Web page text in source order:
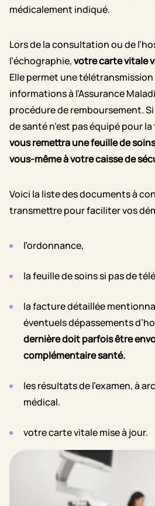
médicalement indiqué.
Lors de la consultation ou de
l’échographie,votre carte vitale
Elle permet une
informations à l’Assurance
procédure de remboursement.
de santé n’est pas équipé pour
vous remettra une feuille de
vous-même à votre caisse de
Voici la liste des documents à
transmettre pour faciliter vos
l’ordonnance,
la feuille de soins si pas de
la facture détaillée
éventuels dépassements
dernière doit parfois être
complémentaire santé.
les résultats de l’examen, à
médical.
votre carte vitale mise à jour.